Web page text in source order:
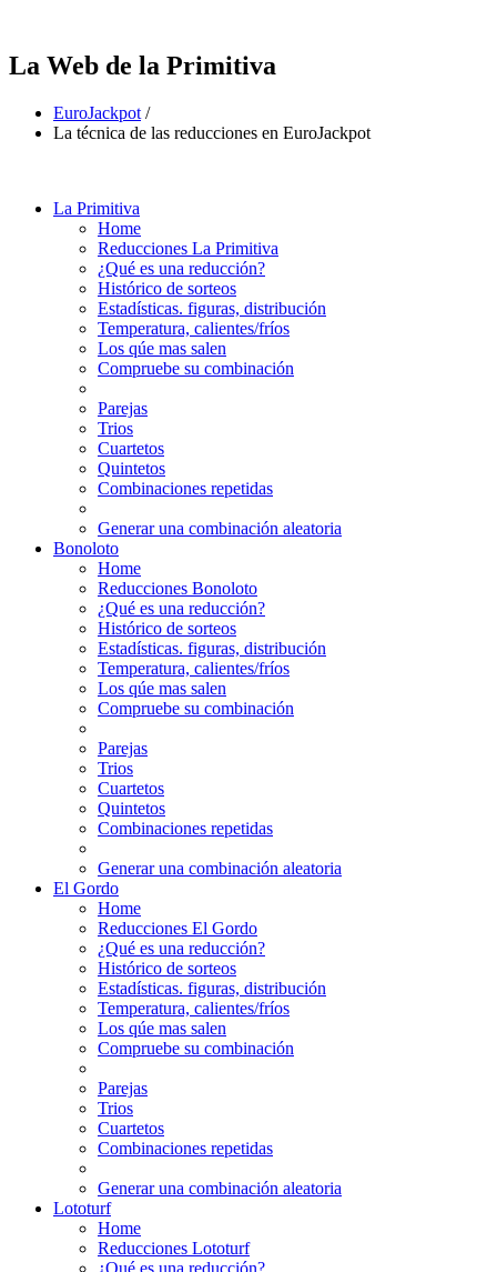
La Web de la Primitiva
EuroJackpot /
La técnica de las reducciones en EuroJackpot
La Primitiva
Home
Reducciones La Primitiva
¿Qué es una reducción?
Histórico de sorteos
Estadísticas. figuras, distribución
Temperatura, calientes/fríos
Los qúe mas salen
Compruebe su combinación
Parejas
Trios
Cuartetos
Quintetos
Combinaciones repetidas
Generar una combinación aleatoria
Bonoloto
Home
Reducciones Bonoloto
¿Qué es una reducción?
Histórico de sorteos
Estadísticas. figuras, distribución
Temperatura, calientes/fríos
Los qúe mas salen
Compruebe su combinación
Parejas
Trios
Cuartetos
Quintetos
Combinaciones repetidas
Generar una combinación aleatoria
El Gordo
Home
Reducciones El Gordo
¿Qué es una reducción?
Histórico de sorteos
Estadísticas. figuras, distribución
Temperatura, calientes/fríos
Los qúe mas salen
Compruebe su combinación
Parejas
Trios
Cuartetos
Combinaciones repetidas
Generar una combinación aleatoria
Lototurf
Home
Reducciones Lototurf
¿Qué es una reducción?